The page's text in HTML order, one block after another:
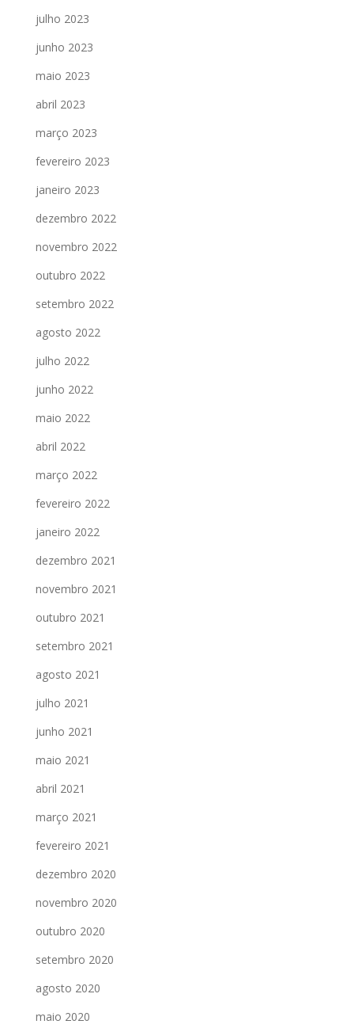
julho 2023
junho 2023
maio 2023
abril 2023
março 2023
fevereiro 2023
janeiro 2023
dezembro 2022
novembro 2022
outubro 2022
setembro 2022
agosto 2022
julho 2022
junho 2022
maio 2022
abril 2022
março 2022
fevereiro 2022
janeiro 2022
dezembro 2021
novembro 2021
outubro 2021
setembro 2021
agosto 2021
julho 2021
junho 2021
maio 2021
abril 2021
março 2021
fevereiro 2021
dezembro 2020
novembro 2020
outubro 2020
setembro 2020
agosto 2020
maio 2020